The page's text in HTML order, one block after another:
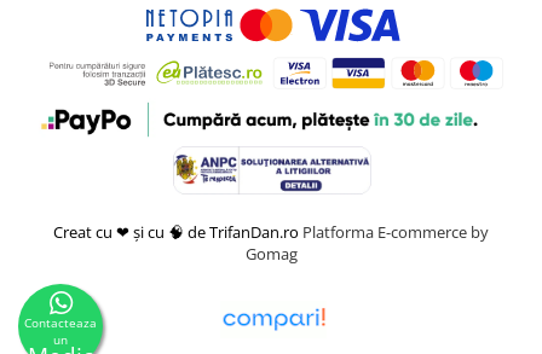
Creat cu ❤ și cu 🧠 de TrifanDan.ro Platforma E-commerce by
Gomag
Contacteaza
un